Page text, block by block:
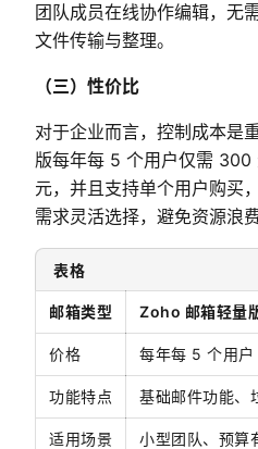
团队成员在线协作编辑，无
文件传输与整理。
（三）性价比
对于企业而言，控制成本是
版每年每 5 个用户仅需
元，并且支持单个用户购买
需求灵活选择，避免资源浪
表格
邮箱类型 Zoho 邮箱轻量
价格 每年每 5 个用
功能特点 基础邮件功能、
适用场景 小型团队、预算